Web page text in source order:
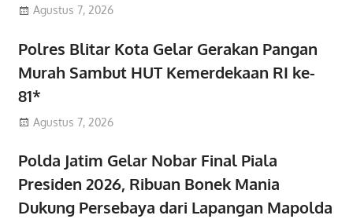
Agustus 7, 2026
Polres Blitar Kota Gelar Gerakan Pangan
Murah Sambut HUT Kemerdekaan RI ke-
81*
Agustus 7, 2026
Polda Jatim Gelar Nobar Final Piala
Presiden 2026, Ribuan Bonek Mania
Dukung Persebaya dari Lapangan Mapolda